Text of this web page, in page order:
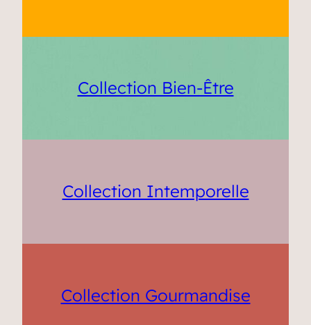
Collection Bien-Être
Collection Intemporelle
Collection Gourmandise